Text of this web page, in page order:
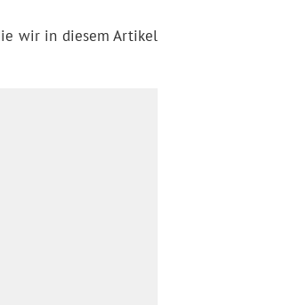
wir in diesem Artikel